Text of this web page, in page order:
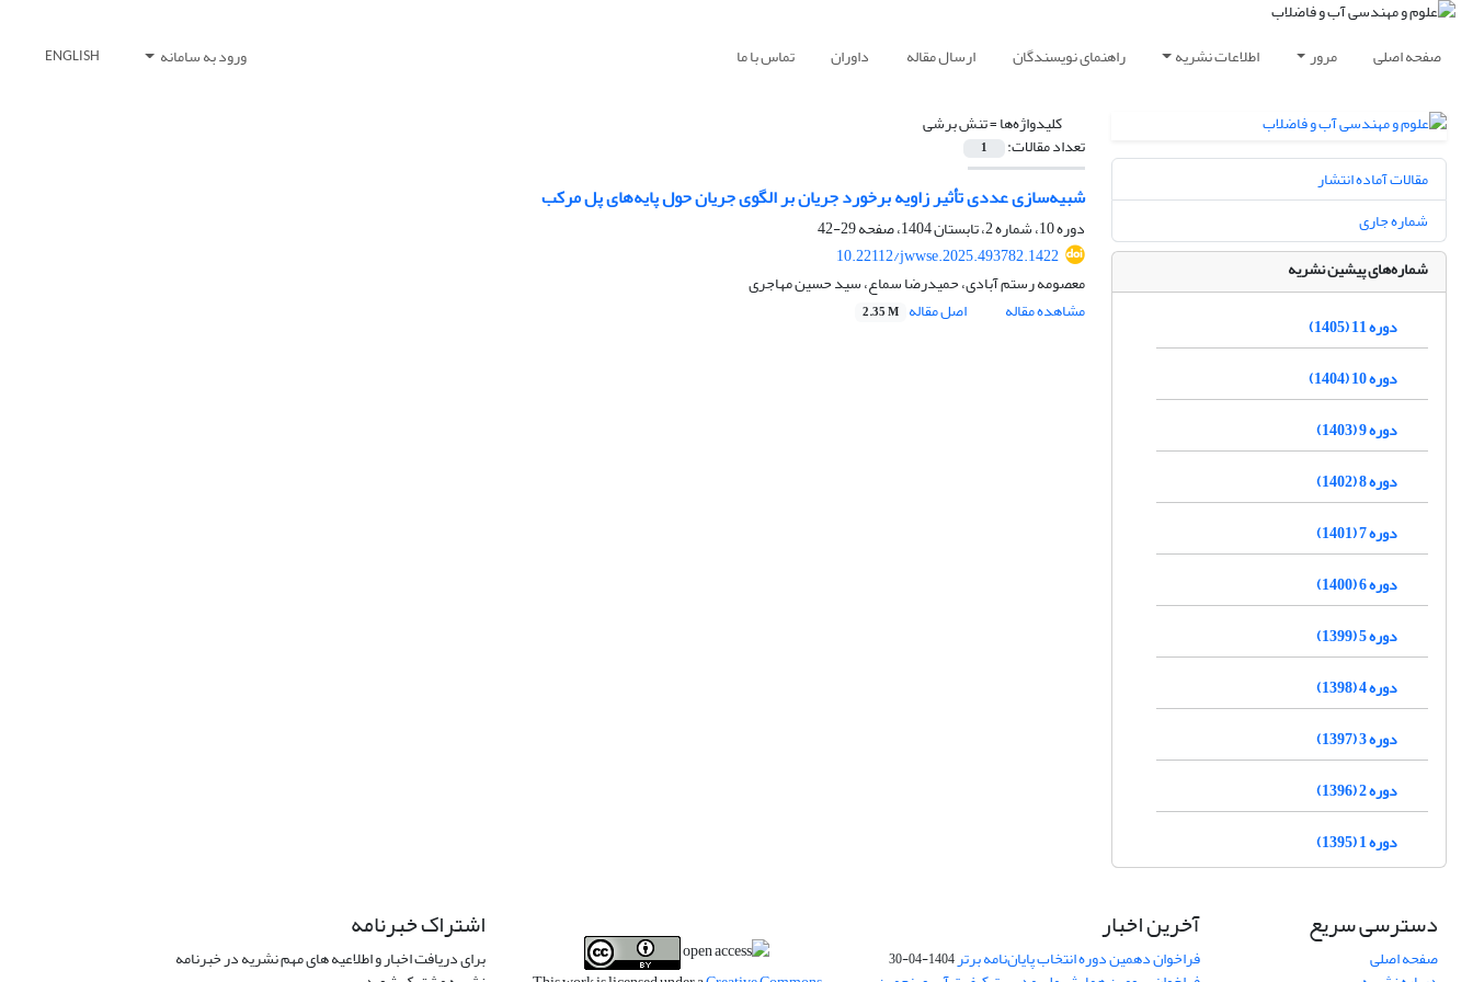
صفحه اصلی مرور اطلاعات نشریه راهنمای نویسندگان ارسال مقاله داوران تماس با ما ورود به سامانه ENGLISH
کلیدواژه‌ها =تنش برشی
تعداد مقالات: 1
شبیه‌سازی عددی تأثیر زاویه برخورد جریان بر الگوی جریان حول پایه‌های پل مرکب
دوره 10، شماره 2، تابستان 1404، صفحه
29-42
10.22112/jwwse.2025.493782.1422
معصومه رستم آبادی، حمیدرضا سماع، سید حسین مهاجری
مشاهده مقاله
اصل مقاله 2.35 M
مقالات آماده انتشار
شماره جاری
شماره‌های پیشین نشریه
دوره 11 (1405)
دوره 10 (1404)
دوره 9 (1403)
دوره 8 (1402)
دوره 7 (1401)
دوره 6 (1400)
دوره 5 (1399)
دوره 4 (1398)
دوره 3 (1397)
دوره 2 (1396)
دوره 1 (1395)
دسترسی سریع
صفحه اصلی
آخرین اخبار
فراخوان دهمین دوره انتخاب پایان‌نامه برتر1404-04-30
اشتراک خبرنامه
برای دریافت اخبار و اطلاعیه های مهم نشریه در خبرنامه